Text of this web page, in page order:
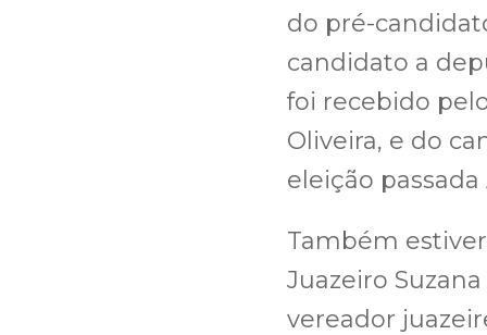
do pré-
candidato a
foi recebido
Oliveira, e do
eleição
Também
Juazeiro
vereador